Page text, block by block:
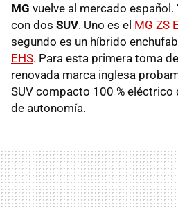
MG vuelve al mercado
con dos SUV. Uno es el MG ZS
segundo es un híbrido
EHS. Para esta primera toma
renovada marca inglesa
SUV compacto 100 %
de autonomía.